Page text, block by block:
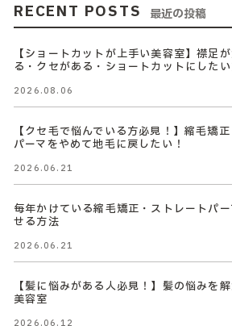
RECENT POSTS 最近の投稿
【ショートカットが上手い美容室】襟足
る・クセがある・ショートカットにした
2026.08.06
【クセ毛で悩んでいる方必見！】縮毛矯
パーマをやめて地毛に戻したい！
2026.06.21
毎年かけている縮毛矯正・ストレートパ
せる方法
2026.06.21
【髪に悩みがある人必見！】髪の悩みを
美容室
2026.06.12